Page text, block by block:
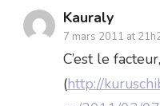
Kauraly
7 mars 2011 at
C’est le
(http://